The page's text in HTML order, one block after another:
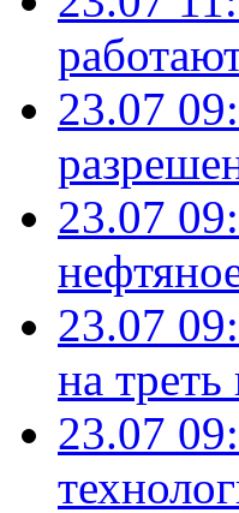
23.07
23.07
23.07
на
23.07